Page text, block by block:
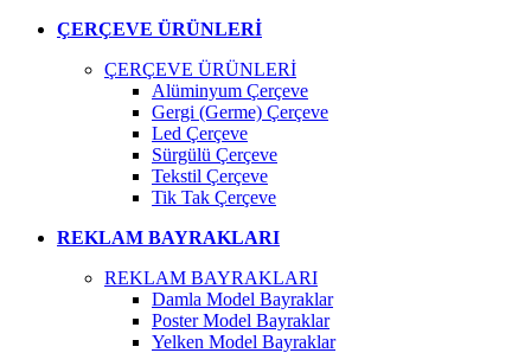
ÇERÇEVE ÜRÜNLERİ
ÇERÇEVE ÜRÜNLERİ
Alüminyum Çerçeve
Gergi (Germe) Çerçeve
Led Çerçeve
Sürgülü Çerçeve
Tekstil Çerçeve
Tik Tak Çerçeve
REKLAM BAYRAKLARI
REKLAM BAYRAKLARI
Damla Model Bayraklar
Poster Model Bayraklar
Yelken Model Bayraklar